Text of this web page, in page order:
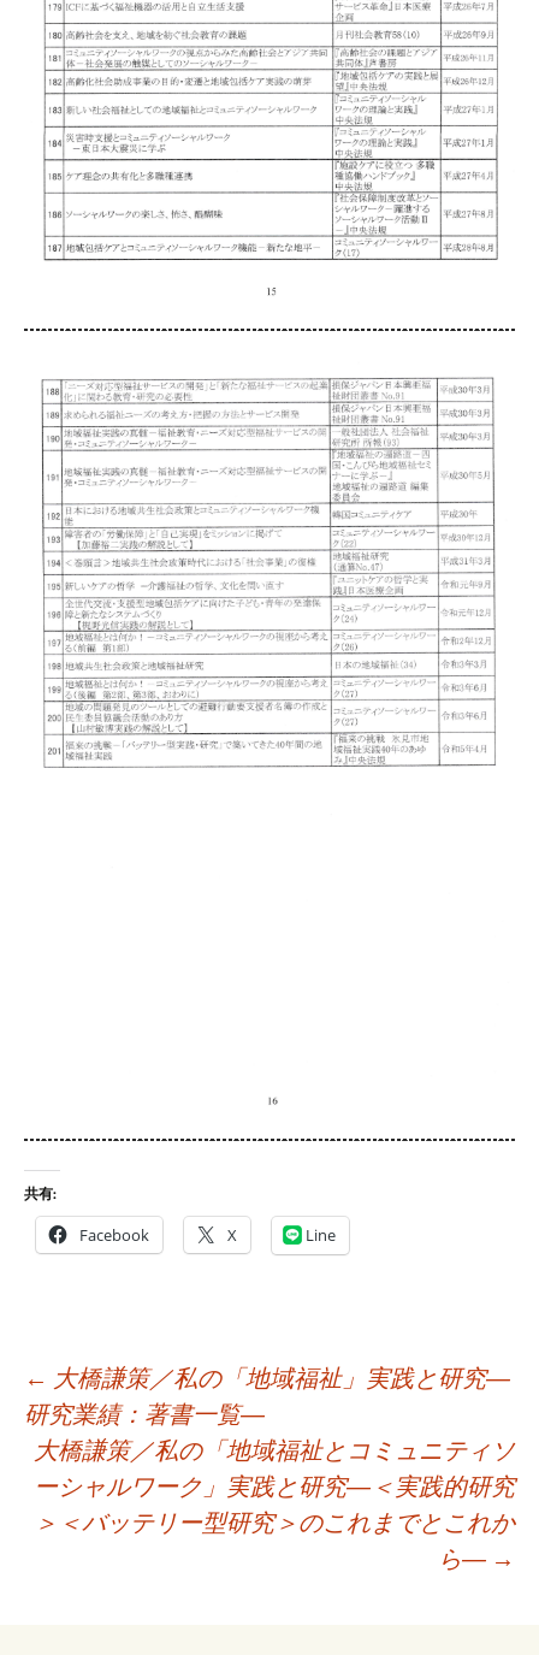
共有:
Facebook X Line
← 大橋謙策／私の「地域福祉」実践と研究―
研究業績：著書一覧―
大橋謙策／私の「地域福祉とコミュニティソ
ーシャルワーク」実践と研究―＜実践的研究
＞＜バッテリー型研究＞のこれまでとこれか
ら― →